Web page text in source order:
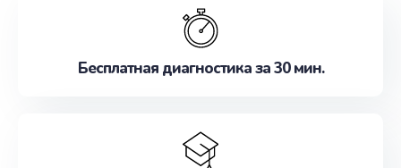
Бесплатная диагностика за 30 мин.